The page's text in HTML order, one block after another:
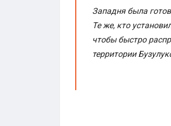
Западня была
Те же, кто
чтобы быстро
территории